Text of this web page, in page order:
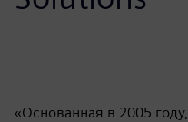
«Основанная в 2005